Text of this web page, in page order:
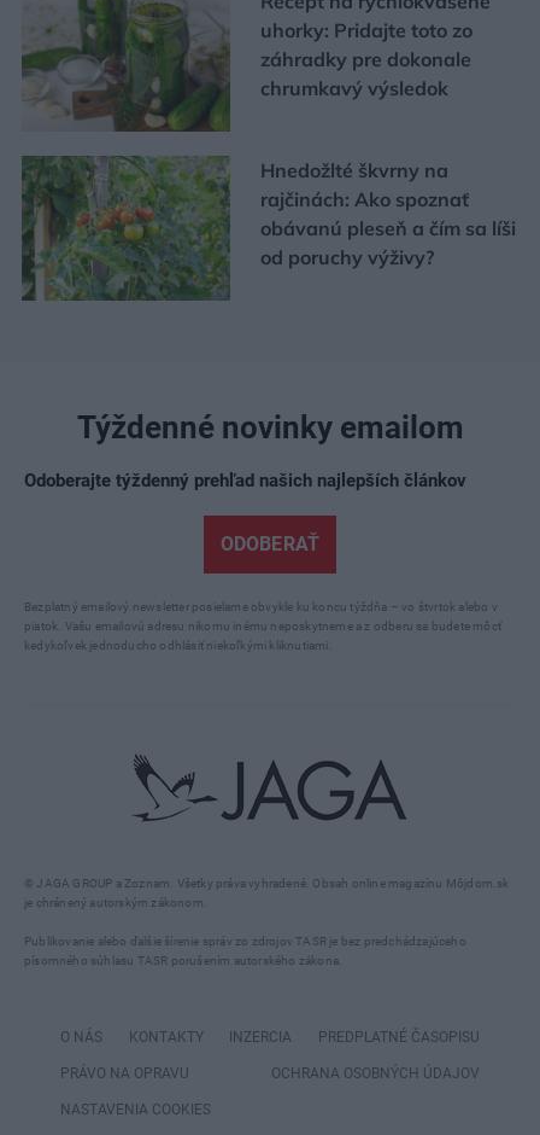
uhorky: Pridajte toto zo
záhradky pre dokonale
chrumkavý výsledok
Hnedožlté škvrny na
rajčinách: Ako spoznať
obávanú pleseň a čím sa líši
od poruchy výživy?
© JAGA GROUP a Zoznam. Všetky práva vyhradené. Obsah online magazínu Môjdom.sk
je chránený autorským zákonom.
Publikovanie alebo ďalšie šírenie správ zo zdrojov TASR je bez predchádzajúceho
písomného súhlasu TASR porušením autorského zákona.
Týždenné novinky emailom
Odoberajte týždenný prehľad našich najlepších článkov
ODOBERAŤ
Bezplatný emailový newsletter posielame obvykle ku koncu týždňa – vo štvrtok alebo v
piatok. Vašu emailovú adresu nikomu inému neposkytneme a z odberu sa budete môcť
kedykoľvek jednoducho odhlásiť niekoľkými kliknutiami.
O NÁS KONTAKTY INZERCIA PREDPLATNÉ ČASOPISU
PRÁVO NA OPRAVU OCHRANA OSOBNÝCH ÚDAJOV
NASTAVENIA COOKIES